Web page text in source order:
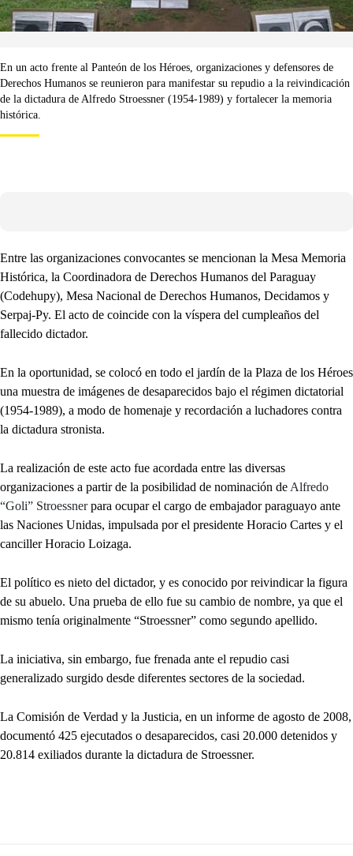
En un acto frente al Panteón de los Héroes, organizaciones y defensores de
Derechos Humanos se reunieron para manifestar su repudio a la reivindicación
de la dictadura de Alfredo Stroessner (1954-1989) y fortalecer la memoria
histórica.
Entre las organizaciones convocantes se mencionan la Mesa Memoria
Histórica, la Coordinadora de Derechos Humanos del Paraguay
(Codehupy), Mesa Nacional de Derechos Humanos, Decidamos y
Serpaj-Py. El acto de coincide con la víspera del cumpleaños del
fallecido dictador.
En la oportunidad, se colocó en todo el jardín de la Plaza de los Héroes
una muestra de imágenes de desaparecidos bajo el régimen dictatorial
(1954-1989), a modo de homenaje y recordación a luchadores contra
la dictadura stronista.
La realización de este acto fue acordada entre las diversas
organizaciones a partir de la posibilidad de nominación de Alfredo
“Goli” Stroessnerpara ocupar el cargo de embajador paraguayo ante
las Naciones Unidas, impulsada por el presidente Horacio Cartes y el
canciller Horacio Loizaga.
El político es nieto del dictador, y es conocido por reivindicar la figura
de su abuelo. Una prueba de ello fue su cambio de nombre, ya que el
mismo tenía originalmente “Stroessner” como segundo apellido.
La iniciativa, sin embargo, fue frenada ante el repudio casi
generalizado surgido desde diferentes sectores de la sociedad.
La Comisión de Verdad y la Justicia, en un informe de agosto de 2008,
documentó 425 ejecutados o desaparecidos, casi 20.000 detenidos y
20.814 exiliados durante la dictadura de Stroessner.